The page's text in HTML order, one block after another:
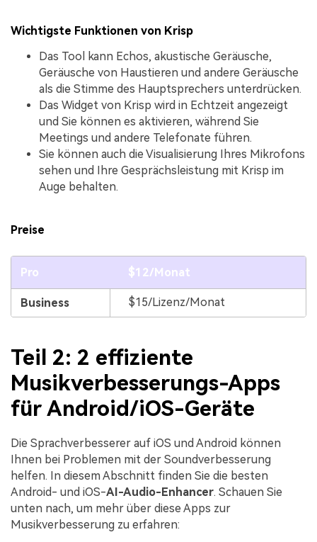
Wichtigste Funktionen von Krisp
Das Tool kann Echos, akustische Geräusche,
Geräusche von Haustieren und andere Geräusche
als die Stimme des Hauptsprechers unterdrücken.
Das Widget von Krisp wird in Echtzeit angezeigt
und Sie können es aktivieren, während Sie
Meetings und andere Telefonate führen.
Sie können auch die Visualisierung Ihres Mikrofons
sehen und Ihre Gesprächsleistung mit Krisp im
Auge behalten.
Preise
Pro $12/Monat
Business $15/Lizenz/Monat
Teil 2: 2 effiziente
Musikverbesserungs-Apps
für Android/iOS-Geräte
Die Sprachverbesserer auf iOS und Android können
Ihnen bei Problemen mit der Soundverbesserung
helfen. In diesem Abschnitt finden Sie die besten
Android- und iOS-AI-Audio-Enhancer. Schauen Sie
unten nach, um mehr über diese Apps zur
Musikverbesserung zu erfahren: